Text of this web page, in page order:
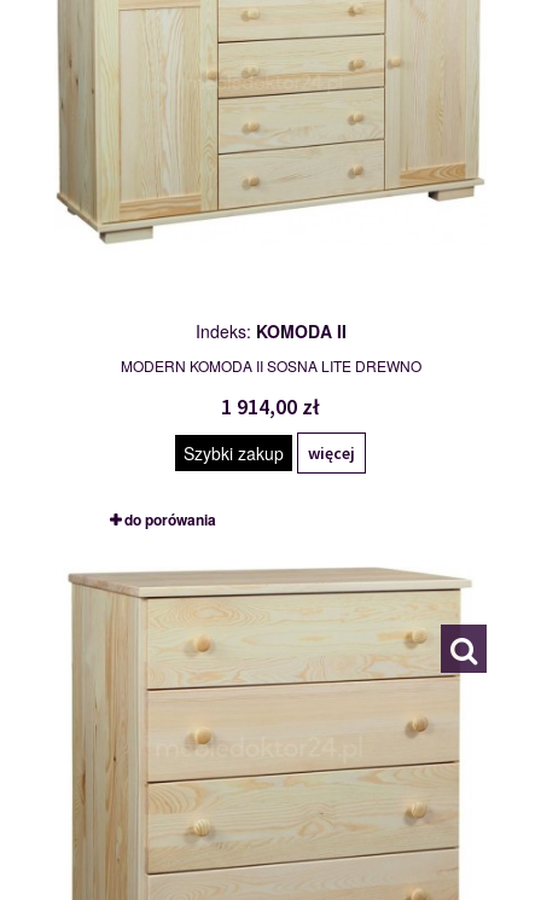
Indeks: KOMODA II
MODERN KOMODA II SOSNA LITE DREWNO
1 914,00 zł
Szybki zakup więcej
do porówania
KOMODA III
113046